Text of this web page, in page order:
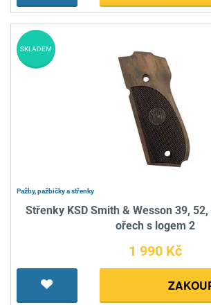
Pažby, pažbičky a střenky
Střenky KSD Smith & Wesson 39,
ořech s logem 2
1 990 Kč
SKLADEM